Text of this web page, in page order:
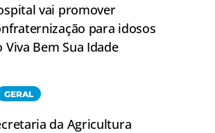
vai promover
para idosos
Viva Bem Sua Idade
GERAL
da Agricultura